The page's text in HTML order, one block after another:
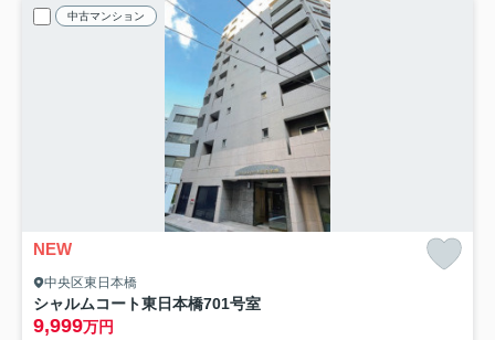
中古マンション
NEW
中央区東日本橋
シャルムコート東日本橋701号室
9,999万円